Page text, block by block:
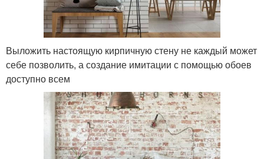
Выложить настоящую кирпичную стену не каждый может
себе позволить, а создание имитации с помощью обоев
доступно всем